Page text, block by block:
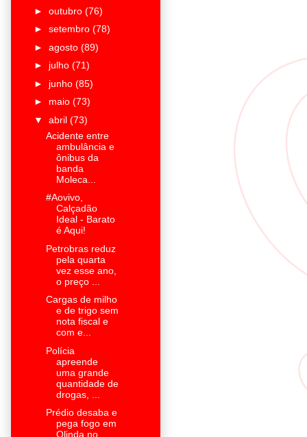
► outubro (76)
► setembro (78)
► agosto (89)
► julho (71)
► junho (85)
► maio (73)
▼ abril (73)
Acidente entre
ambulância e
ônibus da
banda
Moleca...
#Aovivo,
Calçadão
Ideal - Barato
é Aqui!
Petrobras reduz
pela quarta
vez esse ano,
o preço ...
Cargas de milho
e de trigo sem
nota fiscal e
com e...
Polícia
apreende
uma grande
quantidade de
drogas, ...
Prédio desaba e
pega fogo em
Olinda no